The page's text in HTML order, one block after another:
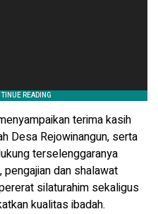
terima kasih
Desa Rejowinangun, serta
terselenggaranya
dan shalawat
silaturahim sekaligus
kualitas ibadah.